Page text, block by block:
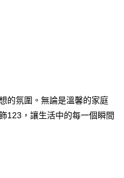
的氛圍。無論是溫馨的家庭
123，讓生活中的每一個瞬間